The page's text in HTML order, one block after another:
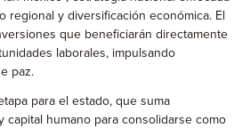
regional y diversificación económica. El
que beneficiarán directamente
laborales, impulsando
paz.
para el estado, que suma
capital humano para consolidarse como